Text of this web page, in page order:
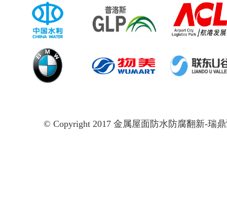
© Copyright 2017 金属屋面防水防腐翻新-瑞